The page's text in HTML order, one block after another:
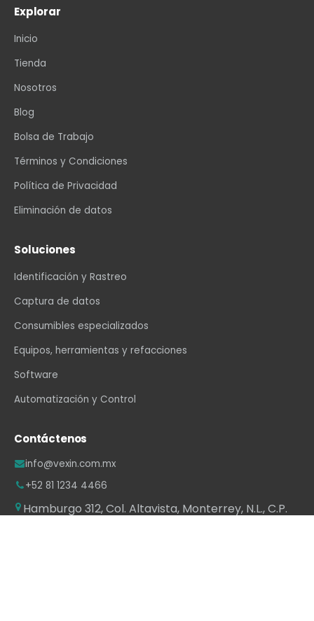
Explorar
Inicio
Tienda
Nosotros
Blog
Bolsa de Trabajo
Términos y Condiciones
Política de Privacidad
Eliminación de datos
Soluciones
Identificación y Rastreo
Captura de datos
Consumibles especializados
Equipos, herramientas y refacciones
Software
Automatización y Control
Contáctenos
info@vexin.com.mx
+52 81 1234 4466
Hamburgo 312, Col. Altavista, Monterrey, N.L., C.P.